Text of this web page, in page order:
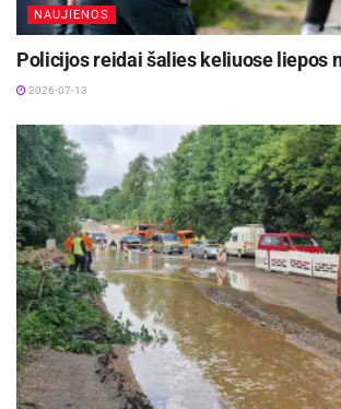
NAUJIENOS
Policijos reidai šalies keliuose liepos
2026-07-13